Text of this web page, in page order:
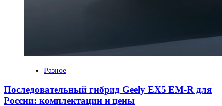
Разное
Последовательный гибрид Geely EX5 EM-R для
России: комплектации и цены